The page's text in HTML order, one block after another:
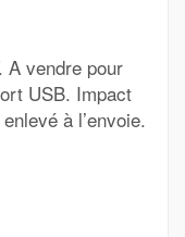
A vendre pour
USB. Impact
à l’envoie.